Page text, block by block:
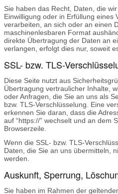
Sie haben das Recht, Daten, die
Einwilligung oder in Erfüllung eines
verarbeiten, an sich oder an einen
maschinenlesbaren Format
direkte Übertragung der Daten an
verlangen, erfolgt dies nur, soweit
SSL- bzw. TLS-
Diese Seite nutzt aus
Übertragung vertraulicher Inhalte,
oder Anfragen, die Sie an uns als
bzw. TLS-Verschlüsselung. Eine
erkennen Sie daran, dass die
auf “https://” wechselt und an dem
Browserzeile.
Wenn die SSL- bzw. TLS-
Daten, die Sie an uns übermitteln,
werden.
Auskunft, Sperrung,
Sie haben im Rahmen der